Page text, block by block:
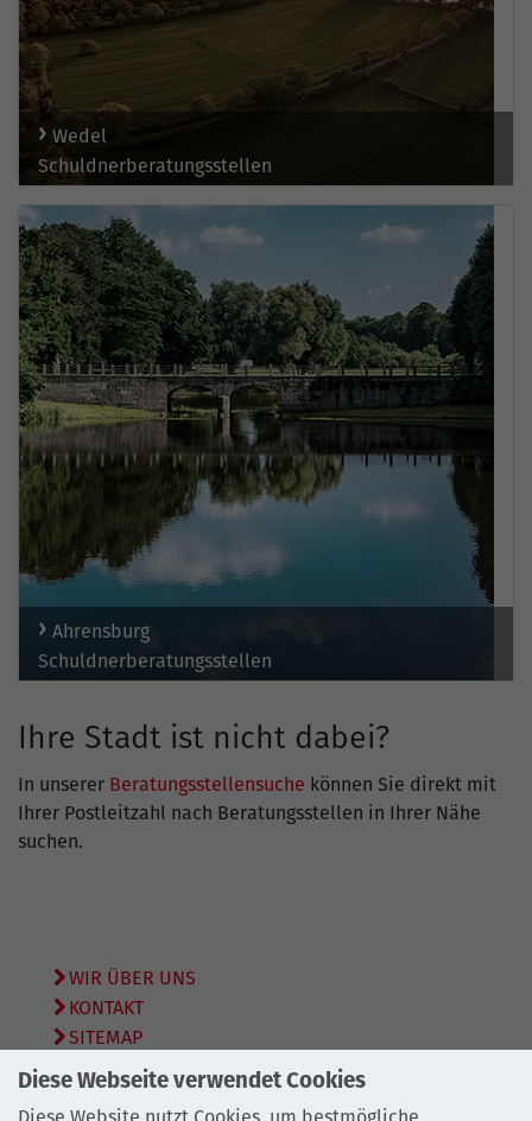
Wedel
Schuldnerberatungsstellen
Ahrensburg
Schuldnerberatungsstellen
Ihre Stadt ist nicht dabei?
In unserer Beratungsstellensuche können Sie direkt mit
Ihrer Postleitzahl nach Beratungsstellen in Ihrer Nähe
suchen.
WIR ÜBER UNS
KONTAKT
SITEMAP
DATENSCHUTZ
Diese Webseite verwendet Cookies
Diese Website nutzt Cookies, um bestmögliche